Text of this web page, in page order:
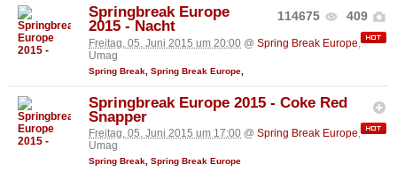
114675 409
Springbreak Europe
2015 - Nacht
Freitag, 05. Juni 2015 um 20:00 @ Spring Break Europe,
Umag
Spring Break Spring Break Europe
Springbreak Europe 2015 - Coke Red
Snapper
Freitag, 05. Juni 2015 um 17:00 @ Spring Break Europe,
Umag
Spring Break, Spring Break Europe